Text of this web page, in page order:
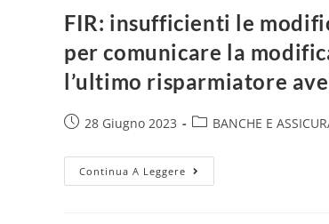
FIR: insufficienti le
per comunicare la
l’ultimo risparmiatore
28 Giugno 2023 BANCHE E
Continua A Leggere